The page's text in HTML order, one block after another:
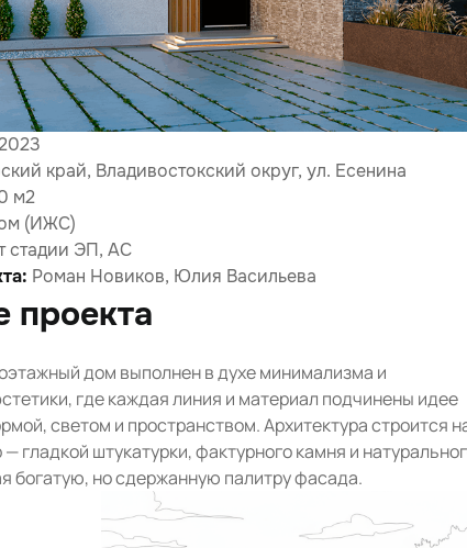
край, Владивостокский округ, ул. Есенина
м2
(ИЖС)
стадии ЭП, АС
Роман Новиков, Юлия Васильева
проекта
дом выполнен в духе минимализма и
где каждая линия и материал подчинены идее
светом и пространством. Архитектура строится
— гладкой штукатурки, фактурного камня и
богатую, но сдержанную палитру фасада.